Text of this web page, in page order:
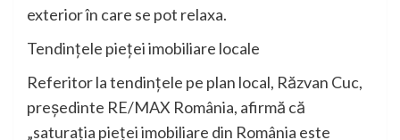
exterior în care se pot relaxa.
Tendințele pieței imobiliare locale
Referitor la tendințele pe plan local, Răzvan Cuc,
președinte RE/MAX România, afirmă că
„saturația pieței imobiliare din România este